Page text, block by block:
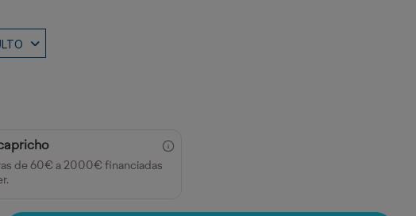
de 60€ a 2000€ financiadas